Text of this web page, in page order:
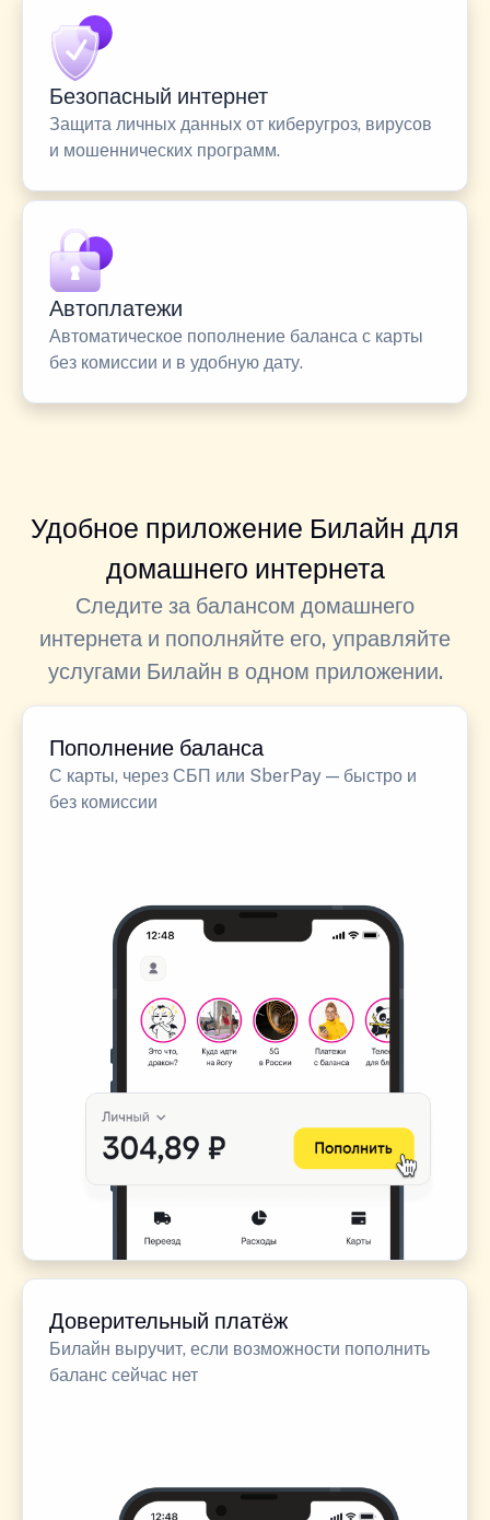
Безопасный интернет
Защита личных данных от киберугроз, вирусов
и мошеннических программ.
Автоплатежи
Автоматическое пополнение баланса с карты
без комиссии и в удобную дату.
Удобное приложение Билайн для
домашнего интернета
Следите за балансом домашнего
интернета и пополняйте его, управляйте
услугами Билайн в одном приложении.
Пополнение баланса
С карты, через СБП или SberPay — быстро и
без комиссии
Доверительный платёж
Билайн выручит, если возможности пополнить
баланс сейчас нет